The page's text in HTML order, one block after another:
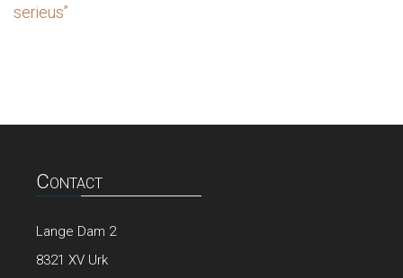
serieus”
Contact
Lange Dam 2
8321 XV Urk